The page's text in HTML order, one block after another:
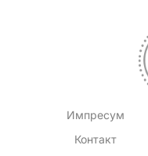
Импресум
Контакт